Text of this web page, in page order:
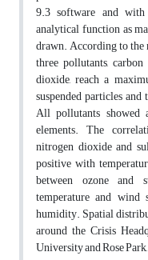
9.3 software and
analytical function as
drawn. According to the
three pollutants,
dioxide, reach a
suspended particles
All pollutants
elements. The
nitrogen dioxide and
positive with
between ozone and
temperature and wind
humidity. Spatial
around the Crisis
University and Rose